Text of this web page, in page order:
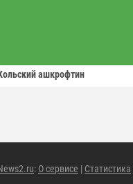
ашкрофтин
: О сервисе | Статистика